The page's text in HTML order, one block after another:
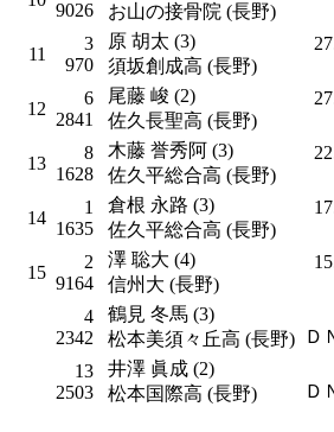
9026 お山の接骨院 (長野)
11
3
970
原 胡太 (3)
須坂創成高 (長野)
12
6
2841
尾藤 峻 (2)
佐久長聖高 (長野)
13
8
1628
木藤 誉秀阿 (3)
佐久平総合高 (長野)
14
1
1635
倉根 永路 (3)
佐久平総合高 (長野)
15
2
9164
澤 聡大 (4)
信州大 (長野)
4
2342
鶴見 冬馬 (3)
松本美須々丘高 (長野)
Ｄ
13
2503
井澤 眞成 (2)
松本国際高 (長野)
Ｄ